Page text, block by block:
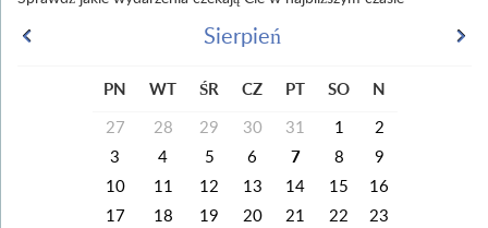
Sierpień
PN WT ŚR CZ PT SO N
27 28 29 30 31 1
2
3
4 5 6 7 8
9
10
11 12 13 14 15
16
17
18 19 20 21 22
23